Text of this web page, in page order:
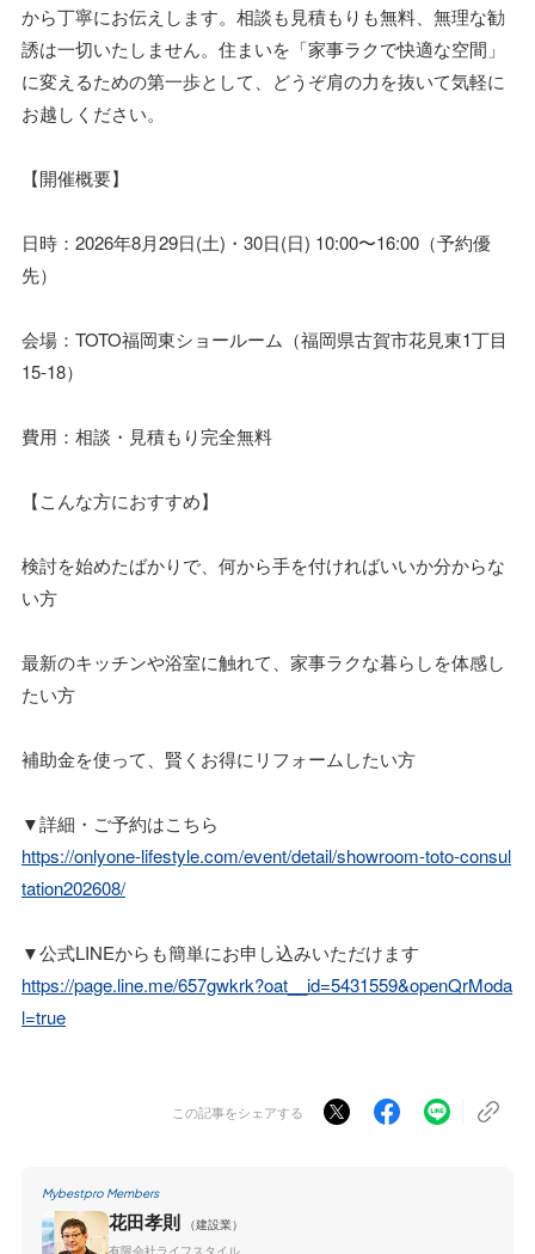
から丁寧にお伝えします。相談も見積もりも無料、無理な勧
誘は一切いたしません。住まいを「家事ラクで快適な空間」
に変えるための第一歩として、どうぞ肩の力を抜いて気軽に
お越しください。
【開催概要】
日時：2026年8月29日(土)・30日(日) 10:00〜16:00（予約優
先）
会場：TOTO福岡東ショールーム（福岡県古賀市花見東1丁目
15-18）
費用：相談・見積もり完全無料
【こんな方におすすめ】
検討を始めたばかりで、何から手を付ければいいか分からな
い方
最新のキッチンや浴室に触れて、家事ラクな暮らしを体感し
たい方
補助金を使って、賢くお得にリフォームしたい方
▼詳細・ご予約はこちら
https://onlyone-lifestyle.com/event/detail/showroom-toto-consul
tation202608/
▼公式LINEからも簡単にお申し込みいただけます
https://page.line.me/657gwkrk?oat__id=5431559&openQrModa
l=true
この記事をシェアする
Mybestpro Members
花田孝則
（建設業）
有限会社ライフスタイル